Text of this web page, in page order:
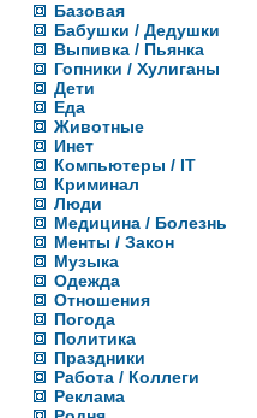
Базовая
Бабушки / Дедушки
Выпивка / Пьянка
Гопники / Хулиганы
Дети
Еда
Животные
Инет
Компьютеры / IT
Криминал
Люди
Медицина / Болезнь
Менты / Закон
Музыка
Одежда
Отношения
Погода
Политика
Праздники
Работа / Коллеги
Реклама